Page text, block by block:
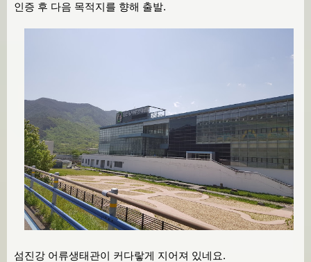
인증 후 다음 목적지를 향해 출발.
섬진강 어류생태관이 커다랗게 지어져 있네요.